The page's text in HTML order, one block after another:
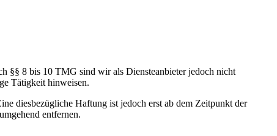
§§ 8 bis 10 TMG sind wir als Diensteanbieter jedoch nicht
Tätigkeit hinweisen.
diesbezügliche Haftung ist jedoch erst ab dem Zeitpunkt der
entfernen.